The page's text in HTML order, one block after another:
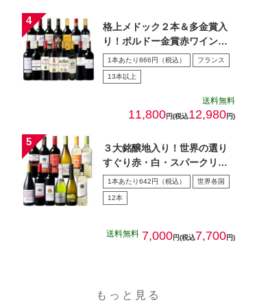
格上メドック２本＆多金賞入
り！ボルドー金賞赤ワイン１
５本セット 第28弾
1本あたり866円（税込） フランス
13本以上
送料無料
11,800円(税込12,980円)
３大銘醸地入り！世界の選り
すぐり赤・白・スパークリン
グワイン飲み比べ１2本セッ
ト…
1本あたり642円（税込） 世界各国
12本
送料無料 7,000円(税込7,700円)
もっと見る